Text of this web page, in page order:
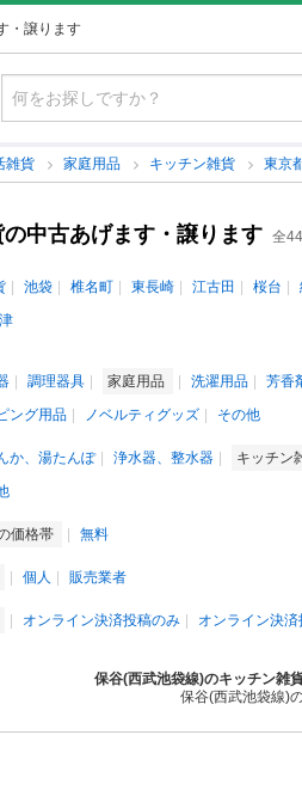
・譲ります
雑貨 家庭用品 キッチン雑貨 東京
中古あげます・譲ります 全
池袋 椎名町 東長崎 江古田 桜台
調理器具 家庭用品 洗濯用品 芳香
ング用品 ノベルティグッズ その他
か、湯たんぽ 浄水器、整水器 キッチン
価格帯 無料
個人 販売業者
オンライン決済投稿のみ オンライン決
保谷(西武池袋線)のキッチン雑
保谷(西武池袋線)